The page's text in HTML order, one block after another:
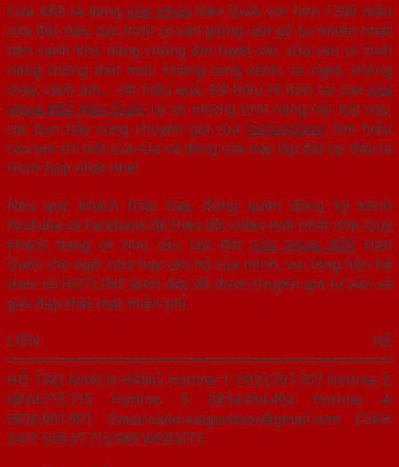
Cửa ABS là dòngcửa nhựa Hàn Quốc với hơn +200 mẫu
cửa độc đáo, tạo hình có vân giống vân gỗ tự nhiên nhất
bên cạnh khả năng chống ẩm tuyệt vời, cửa còn có tính
năng chống mối mọt, không cong vênh, co ngót, chống
cháy, cách âm,… rất hiệu quả. Để hiểu rõ hơn tại sao cửa
nhựa ABS Hàn Quốclại có những tính năng nội bật này,
các bạn hãy cùng chuyên gia của SaiGonDoortìm hiểu
cấu tạo chi tiết của cửa và dòng cửa này lắp đặt tại đâu là
thích hợp nhất nhé!
Nếu quý khách thấy hay, đừng quên đăng ký kênh
Youtube và Facebook để theo dõi video mới nhất nhé. Quý
khách hàng có nhu cầu lắp đặt cửa nhựa ABS Hàn
Quốc cho ngôi nhà hay căn hộ của mình, vui lòng liên hệ
theo số HOTLINE dưới đây để được chuyên gia tư vấn và
giải đáp thắc mắc miễn phí.
LIÊN HỆ
================================================
HỖ TRỢ KHÁCH HÀNG Hotline 1: 0933.707.707 Hotline 2:
0834.715.715 Hotline 3: 0834.494.494 Hotline 4:
0826.901.901 Email:sales.saigondoor@gmail.com CSKH
24/7: 028.37.712.989 WEBSITE